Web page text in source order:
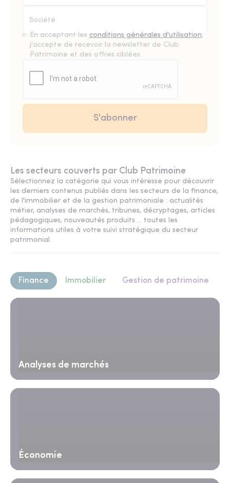
En acceptant les conditions générales d'utilisation,
j'accepte de recevoir la newsletter de Club
Patrimoine et des offres ciblées.
Les secteurs couverts par Club Patrimoine
Sélectionnez la catégorie qui vous intéresse pour découvrir
les derniers contenus publiés dans les secteurs de la finance,
de l'immobilier et de la gestion patrimoniale : actualités
métier, analyses de marchés, tribunes, décryptages, articles
pédagogiques, nouveautés produits ... toutes les
informations utiles à votre suivi stratégique du secteur
patrimonial.
Finance Immobilier Gestion de patrimoine
Analyses de marchés
Économie